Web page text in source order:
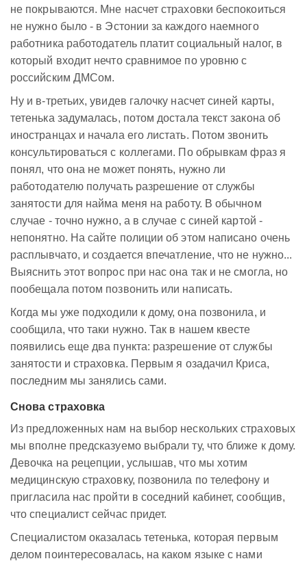
не покрываются. Мне насчет страховки беспокоиться
не нужно было - в Эстонии за каждого наемного
работника работодатель платит социальный налог, в
который входит нечто сравнимое по уровню с
российским ДМСом.
Ну и в-третьих, увидев галочку насчет синей карты,
тетенька задумалась, потом достала текст закона об
иностранцах и начала его листать. Потом звонить
консультироваться с коллегами. По обрывкам фраз я
понял, что она не может понять, нужно ли
работодателю получать разрешение от службы
занятости для найма меня на работу. В обычном
случае - точно нужно, а в случае с синей картой -
непонятно. На сайте полиции об этом написано очень
расплывчато, и создается впечатление, что не нужно...
Выяснить этот вопрос при нас она так и не смогла, но
пообещала потом позвонить или написать.
Когда мы уже подходили к дому, она позвонила, и
сообщила, что таки нужно. Так в нашем квесте
появились еще два пункта: разрешение от службы
занятости и страховка. Первым я озадачил Криса,
последним мы занялись сами.
Снова страховка
Из предложенных нам на выбор нескольких страховых
мы вполне предсказуемо выбрали ту, что ближе к дому.
Девочка на рецепции, услышав, что мы хотим
медицинскую страховку, позвонила по телефону и
пригласила нас пройти в соседний кабинет, сообщив,
что специалист сейчас придет.
Специалистом оказалась тетенька, которая первым
делом поинтересовалась, на каком языке с нами